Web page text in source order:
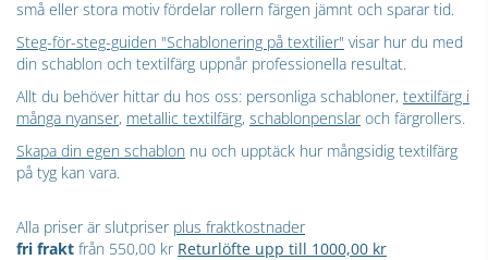
små eller stora motiv fördelar rollern färgen jämnt och sparar tid.
Steg-för-steg-guiden "Schablonering på textilier" visar hur du med
din schablon och textilfärg uppnår professionella resultat.
Allt du behöver hittar du hos oss: personliga schabloner, textilfärg i
många nyanser, metallic textilfärg, schablonpenslaroch färgrollers.
Skapa din egen schablon nu och upptäck hur mångsidig textilfärg
på tyg kan vara.
Alla priser är slutpriser plus fraktkostnader
fri frakt från 550,00 kr Returlöfte upp till 1000,00 kr